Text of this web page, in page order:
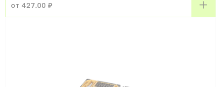
от 427.00 ₽